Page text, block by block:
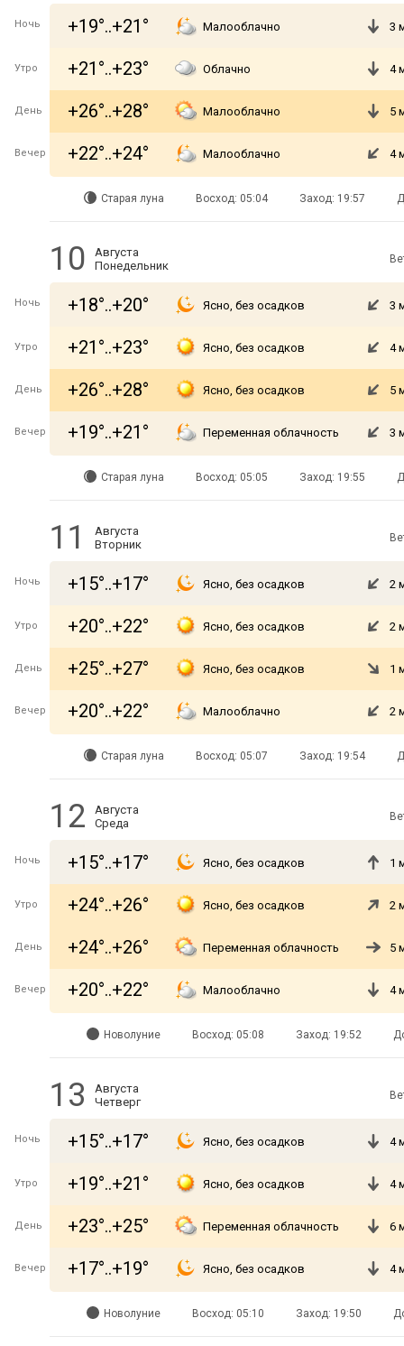
Ночь +19°..+21° Малооблачно 3
Утро +21°..+23° Облачно 4
День +26°..+28° Малооблачно 5
Вечер +22°..+24° Малооблачно 4
Старая луна Восход: 05:04 Заход: 19:57
10
Августа
Понедельник
Ночь +18°..+20° Ясно, без осадков 3
Утро +21°..+23° Ясно, без осадков 4
День +26°..+28° Ясно, без осадков 5
Вечер +19°..+21° Переменная облачность 3
Старая луна Восход: 05:05 Заход: 19:55
11
Августа
Вторник
Ночь +15°..+17° Ясно, без осадков 2
Утро +20°..+22° Ясно, без осадков 2
День +25°..+27° Ясно, без осадков 1
Вечер +20°..+22° Малооблачно 2
Старая луна Восход: 05:07 Заход: 19:54
12
Августа
Среда
Ночь +15°..+17° Ясно, без осадков 1
Утро +24°..+26° Ясно, без осадков 2
День +24°..+26° Переменная облачность 5
Вечер +20°..+22° Малооблачно 4
Новолуние Восход: 05:08 Заход: 19:52
13
Августа
Четверг
Ночь +15°..+17° Ясно, без осадков 4
Утро +19°..+21° Ясно, без осадков 4
День +23°..+25° Переменная облачность 6
Вечер +17°..+19° Ясно, без осадков 4
Новолуние Восход: 05:10 Заход: 19:50